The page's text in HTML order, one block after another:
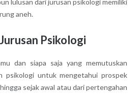
aneh.
Psikologi
dan siapa saja yang memutuskan
psikologi untuk mengetahui prospek
sejak awal atau dari pertengahan